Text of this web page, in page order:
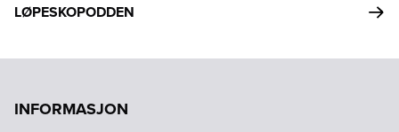
LØPESKOPODDEN
INFORMASJON